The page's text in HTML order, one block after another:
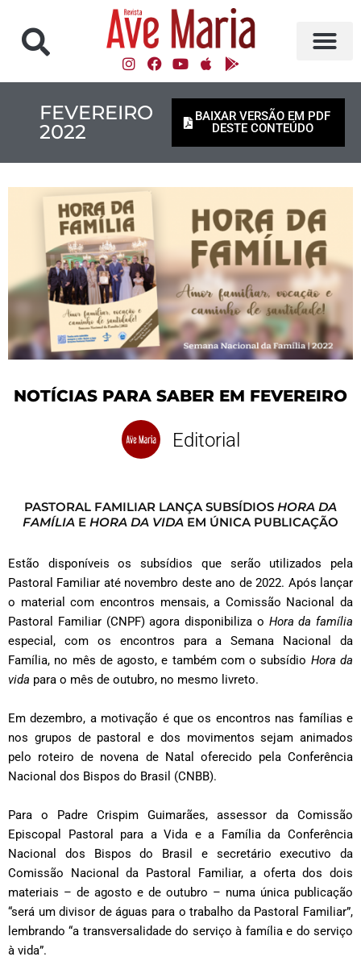
FEVEREIRO
2022
BAIXAR VERSÃO EM PDF
DESTE CONTEÚDO
NOTÍCIAS PARA SABER EM FEVEREIRO
Editorial
PASTORAL FAMILIAR LANÇA SUBSÍDIOS HORA DA
FAMÍLIA E HORA DA VIDA EM ÚNICA PUBLICAÇÃO
Estão disponíveis os subsídios que serão utilizados pela
Pastoral Familiar até novembro deste ano de 2022. Após lançar
o material com encontros mensais, a Comissão Nacional da
Pastoral Familiar (CNPF) agora disponibiliza o Hora da família
especial, com os encontros para a Semana Nacional da
Família, no mês de agosto, e também com o subsídio Hora da
vida para o mês de outubro, no mesmo livreto.
Em dezembro, a motivação é que os encontros nas famílias e
nos grupos de pastoral e dos movimentos sejam animados
pelo roteiro de novena de Natal oferecido pela Conferência
Nacional dos Bispos do Brasil (CNBB).
Para o Padre Crispim Guimarães, assessor da Comissão
Episcopal Pastoral para a Vida e a Família da Conferência
Nacional dos Bispos do Brasil e secretário executivo da
Comissão Nacional da Pastoral Familiar, a oferta dos dois
materiais – de agosto e de outubro – numa única publicação
“será um divisor de águas para o trabalho da Pastoral Familiar”,
lembrando “a transversalidade do serviço à família e do serviço
à vida”.